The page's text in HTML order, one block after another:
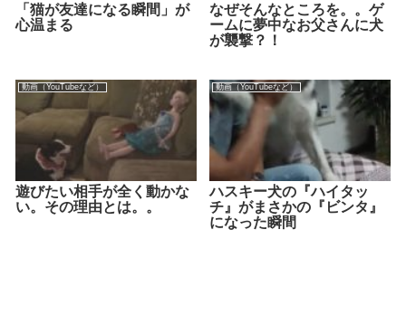
「猫が友達になる瞬間」が
心温まる
なぜそんなところを。。ゲ
ームに夢中なお父さんに犬
が襲撃？！
動画（YouTubeなど）
遊びたい相手が全く動かな
い。その理由とは。。
動画（YouTubeなど）
ハスキー犬の『ハイタッ
チ』がまさかの『ビンタ』
になった瞬間